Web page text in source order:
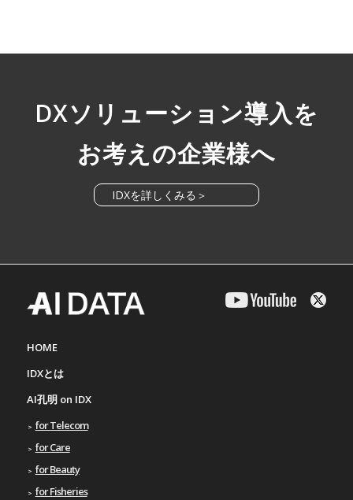
DXソリューション導入を
お考えの企業様へ
IDXを詳しくみる＞
HOME
IDXとは
AI孔明 on IDX
for Telecom
for Care
for Beauty
for Fisheries